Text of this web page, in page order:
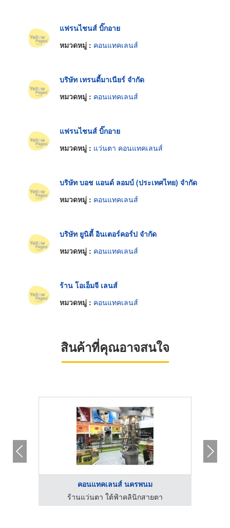
แฟรนไชนส์ บิ๊กอาย
หมวดหมู่ : คอนแทคเลนส์
บริษัท เทรนดี้มาเนียร์ จำกัด
หมวดหมู่ : คอนแทคเลนส์
แฟรนไชนส์ บิ๊กอาย
หมวดหมู่ : แว่นตา คอนแทคเลนส์
บริษัท บอช แอนด์ ลอมบ์ (ประเทศไทย) จำกัด
หมวดหมู่ : คอนแทคเลนส์
บริษัท ยูนิตี้ อินเตอร์คอร์ป จำกัด
หมวดหมู่ : คอนแทคเลนส์
ร้าน โอเอ็มจี เลนส์
หมวดหมู่ : คอนแทคเลนส์
สินค้าที่คุณอาจสนใจ
คอนแทคเลนส์ นครพนม
ร้านแว่นตา ใต้ฟ้าคลินิกสายตา